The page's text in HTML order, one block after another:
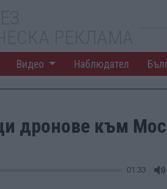
Видео Наблюдател
дронове към
01:33